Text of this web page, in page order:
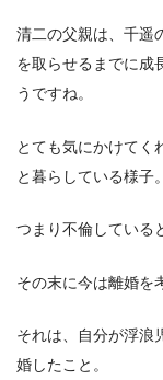
清二の父親は、千遥
を取らせるまでに成
うですね。
とても気にかけてく
と暮らしている様子。
つまり不倫している
その末に今は離婚を
それは、自分が浮浪
婚したこと。